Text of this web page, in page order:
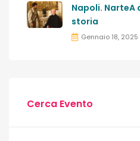
Napoli.
storia
Gennaio 18, 2025
Cerca Evento